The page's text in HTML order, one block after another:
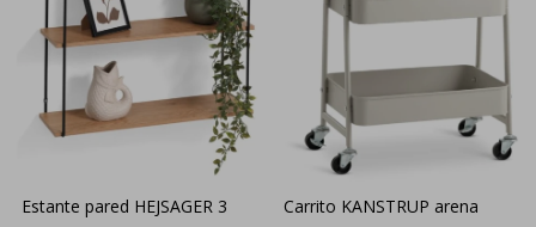
Estante pared HEJSAGER 3
Carrito KANSTRUP arena